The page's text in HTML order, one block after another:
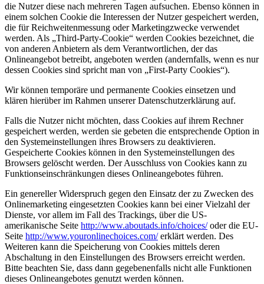
die Nutzer diese nach mehreren Tagen aufsuchen. Ebenso können in
einem solchen Cookie die Interessen der Nutzer gespeichert werden,
die für Reichweitenmessung oder Marketingzwecke verwendet
werden. Als „Third-Party-Cookie“ werden Cookies bezeichnet, die
von anderen Anbietern als dem Verantwortlichen, der das
Onlineangebot betreibt, angeboten werden (andernfalls, wenn es nur
dessen Cookies sind spricht man von „First-Party Cookies“).
Wir können temporäre und permanente Cookies einsetzen und
klären hierüber im Rahmen unserer Datenschutzerklärung auf.
Falls die Nutzer nicht möchten, dass Cookies auf ihrem Rechner
gespeichert werden, werden sie gebeten die entsprechende Option in
den Systemeinstellungen ihres Browsers zu deaktivieren.
Gespeicherte Cookies können in den Systemeinstellungen des
Browsers gelöscht werden. Der Ausschluss von Cookies kann zu
Funktionseinschränkungen dieses Onlineangebotes führen.
Ein genereller Widerspruch gegen den Einsatz der zu Zwecken des
Onlinemarketing eingesetzten Cookies kann bei einer Vielzahl der
Dienste, vor allem im Fall des Trackings, über die US-
amerikanische Seite http://www.aboutads.info/choices/oder die EU-
Seite http://www.youronlinechoices.com/erklärt werden. Des
Weiteren kann die Speicherung von Cookies mittels deren
Abschaltung in den Einstellungen des Browsers erreicht werden.
Bitte beachten Sie, dass dann gegebenenfalls nicht alle Funktionen
dieses Onlineangebotes genutzt werden können.